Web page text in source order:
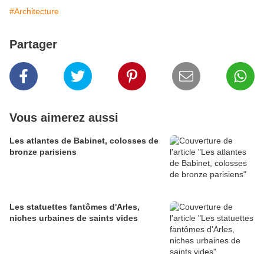
#Architecture
Partager
Vous aimerez aussi
Les atlantes de Babinet, colosses de
bronze parisiens
Les statuettes fantômes d'Arles,
niches urbaines de saints vides